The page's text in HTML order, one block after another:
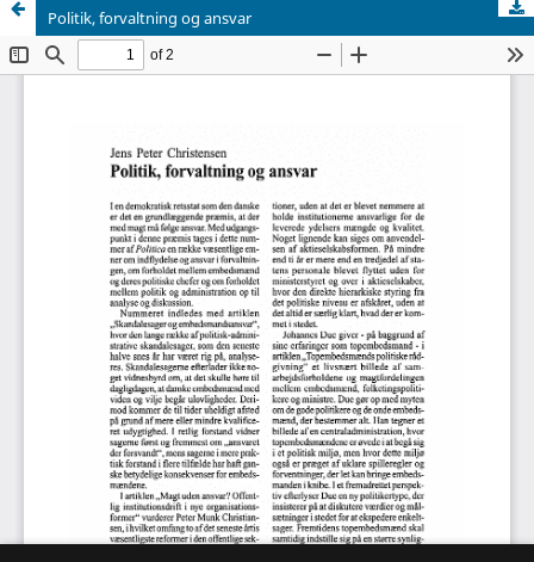
Politik, forvaltning og ansvar